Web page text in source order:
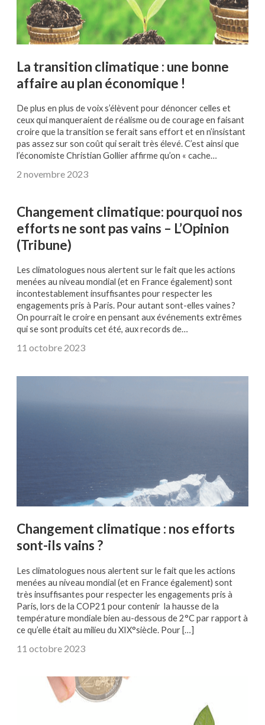
La transition climatique : une bonne
affaire au plan économique !
De plus en plus de voix s’élèvent pour dénoncer celles et
ceux qui manqueraient de réalisme ou de courage en faisant
croire que la transition se ferait sans effort et en n’insistant
pas assez sur son coût qui serait très élevé. C’est ainsi que
l’économiste Christian Gollier affirme qu’on « cache…
2 novembre 2023
Changement climatique: pourquoi nos
efforts ne sont pas vains – L’Opinion
(Tribune)
Les climatologues nous alertent sur le fait que les actions
menées au niveau mondial (et en France également) sont
incontestablement insuffisantes pour respecter les
engagements pris à Paris. Pour autant sont-elles vaines ?
On pourrait le croire en pensant aux événements extrêmes
qui se sont produits cet été, aux records de…
11 octobre 2023
Changement climatique : nos efforts
sont-ils vains ?
Les climatologues nous alertent sur le fait que les actions
menées au niveau mondial (et en France également) sont
très insuffisantes pour respecter les engagements pris à
Paris, lors de la COP21 pour contenir la hausse de la
température mondiale bien au-dessous de 2°C par rapport à
ce qu’elle était au milieu du XIX°siècle. Pour […]
11 octobre 2023